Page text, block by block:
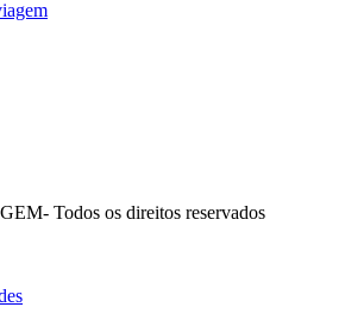
Todos os direitos reservados